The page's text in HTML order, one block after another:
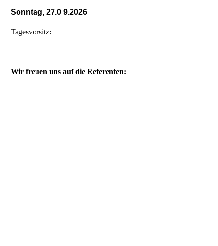
Sonntag, 27.0 9.2026
Tagesvorsitz:
Wir freuen uns auf die Referenten: